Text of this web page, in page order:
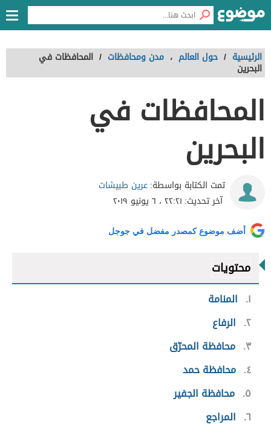
الرئيسية / حول العالم ، مدن ومحافظات / المحافظات في
البحرين
المحافظات في
البحرين
تمت الكتابة بواسطة:عرين طبيشات
آخر تحديث: ٢٢:٢١ ، ٦ يونيو ٢٠١٩
أضف موضوع كمصدر مفضل في جوجل
محتويات
١
المنامة
٢ الرفاع
٣ محافظة المحرّق
٤ محافظة حمد
٥ محافظة الجفير
٦ المراجع